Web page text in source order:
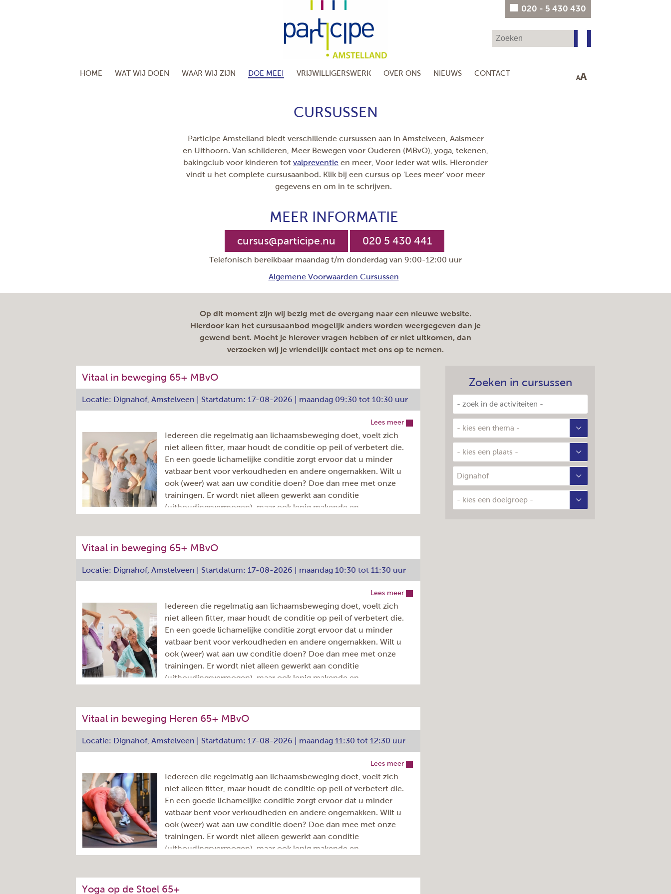
020 - 5 430 430
HOME WAT WIJ DOEN WAAR WIJ ZIJN DOE MEE! VRIJWILLIGERSWERK OVER ONS NIEUWS CONTACT
AA
CURSUSSEN
Participe Amstelland biedt verschillende cursussen aan in Amstelveen, Aalsmeer
en Uithoorn. Van schilderen, Meer Bewegen voor Ouderen (MBvO), yoga, tekenen,
bakingclub voor kinderen tot valpreventie en meer, Voor ieder wat wils. Hieronder
vindt u het complete cursusaanbod. Klik bij een cursus op 'Lees meer' voor meer
gegevens en om in te schrijven.
MEER INFORMATIE
cursus@participe.nu 020 5 430 441
Telefonisch bereikbaar maandag t/m donderdag van 9:00-12:00 uur
Algemene Voorwaarden Cursussen
Op dit moment zijn wij bezig met de overgang naar een nieuwe website.
Hierdoor kan het cursusaanbod mogelijk anders worden weergegeven dan je
gewend bent. Mocht je hierover vragen hebben of er niet uitkomen, dan
verzoeken wij je vriendelijk contact met ons op te nemen.
Vitaal in beweging 65+ MBvO
Locatie: Dignahof, Amstelveen | Startdatum: 17-08-2026 | maandag 09:30 tot 10:30 uur
Lees meer
Iedereen die regelmatig aan lichaamsbeweging doet, voelt zich
niet alleen fitter, maar houdt de conditie op peil of verbetert die.
En een goede lichamelijke conditie zorgt ervoor dat u minder
vatbaar bent voor verkoudheden en andere ongemakken. Wilt u
ook (weer) wat aan uw conditie doen? Doe dan mee met onze
trainingen. Er wordt niet alleen gewerkt aan conditie
(uithoudingsvermogen), maar ook lenig makende en
napraten onder het genot van een kopje koffie/thee, weliswaar op eigen rekening. De
Dag:
maandag
Aantal lessen
40
Aantal nog beschikbare
plaatsen(ter indicatie)
3
Tijd:
09:30 - 10:30u
Herhaling:
Elke week
Cursuscode
922.050.037
Einddatum
05-07-2027
Vitaal in beweging 65+ MBvO
Locatie: Dignahof, Amstelveen | Startdatum: 17-08-2026 | maandag 10:30 tot 11:30 uur
Lees meer
Iedereen die regelmatig aan lichaamsbeweging doet, voelt zich
niet alleen fitter, maar houdt de conditie op peil of verbetert die.
En een goede lichamelijke conditie zorgt ervoor dat u minder
vatbaar bent voor verkoudheden en andere ongemakken. Wilt u
ook (weer) wat aan uw conditie doen? Doe dan mee met onze
trainingen. Er wordt niet alleen gewerkt aan conditie
(uithoudingsvermogen), maar ook lenig makende en
napraten onder het genot van een kopje koffie/thee, weliswaar op eigen rekening. De
Dag:
maandag
Aantal lessen
40
Aantal nog beschikbare
plaatsen(ter indicatie)
1
Tijd:
10:30 - 11:30u
Herhaling:
Elke week
Cursuscode
922.050.038
Einddatum
Vitaal in beweging Heren 65+ MBvO
Locatie: Dignahof, Amstelveen | Startdatum: 17-08-2026 | maandag 11:30 tot 12:30 uur
Lees meer
Iedereen die regelmatig aan lichaamsbeweging doet, voelt zich
niet alleen fitter, maar houdt de conditie op peil of verbetert die.
En een goede lichamelijke conditie zorgt ervoor dat u minder
vatbaar bent voor verkoudheden en andere ongemakken. Wilt u
ook (weer) wat aan uw conditie doen? Doe dan mee met onze
trainingen. Er wordt niet alleen gewerkt aan conditie
(uithoudingsvermogen), maar ook lenig makende en
Yoga op de Stoel 65+
Zoeken in cursussen